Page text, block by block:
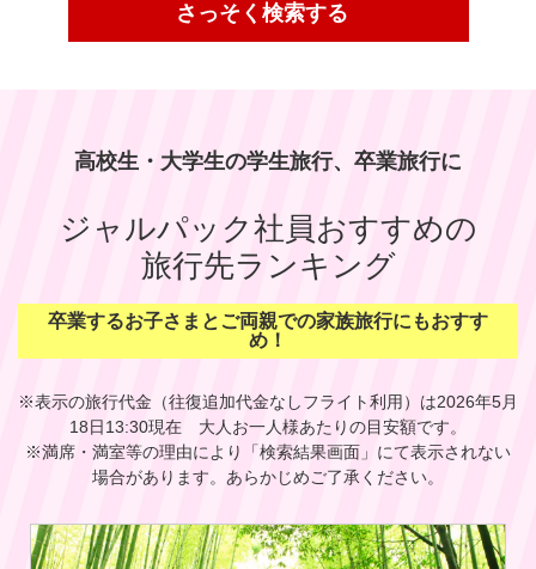
さっそく検索する
高校生・大学生の学生旅行、卒業旅行に
ジャルパック社員おすすめの
旅行先ランキング
卒業するお子さまとご両親での家族旅行にもおすす
め！
※表示の旅行代金（往復追加代金なしフライト利用）は2026年5月
18日13:30現在 大人お一人様あたりの目安額です。
※満席・満室等の理由により「検索結果画面」にて表示されない
場合があります。あらかじめご了承ください。